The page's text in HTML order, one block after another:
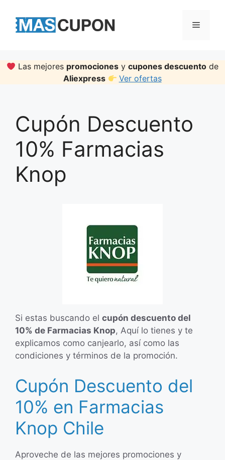
content
Menu
Las mejores promociones ycupones descuento de
Aliexpress
Ver ofertas
Cupón Descuento
10% Farmacias
Knop
Si estas buscando el cupón descuento del
10% de Farmacias Knop, Aquí lo tienes y te
explicamos como canjearlo, así como las
condiciones y términos de la promoción.
Cupón Descuento del
10% en Farmacias
Knop Chile
Aproveche de las mejores promociones y